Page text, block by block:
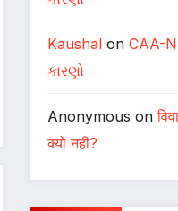
Kaushal onCAA-
કારણો
Anonymous on
क्यो नही?